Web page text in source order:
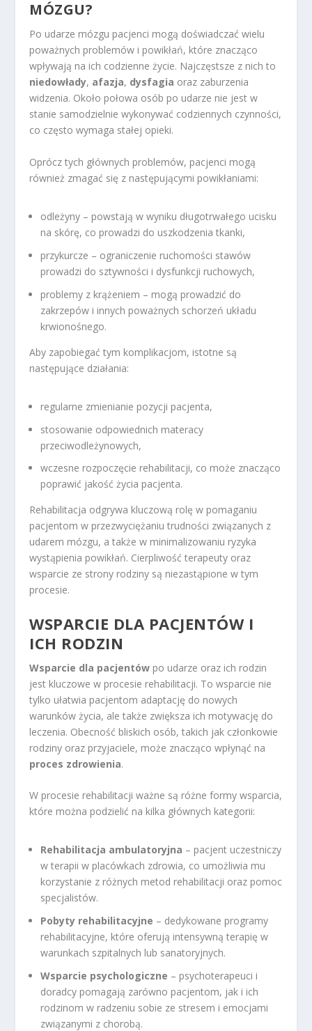
MÓZGU?
Po udarze mózgu pacjenci mogą doświadczać wielu
poważnych problemów i powikłań, które znacząco
wpływają na ich codzienne życie. Najczęstsze z nich to
niedowłady, afazja, dysfagia oraz zaburzenia
widzenia. Około połowa osób po udarze nie jest w
stanie samodzielnie wykonywać codziennych czynności,
co często wymaga stałej opieki.
Oprócz tych głównych problemów, pacjenci mogą
również zmagać się z następującymi powikłaniami:
odleżyny – powstają w wyniku długotrwałego ucisku
na skórę, co prowadzi do uszkodzenia tkanki,
przykurcze – ograniczenie ruchomości stawów
prowadzi do sztywności i dysfunkcji ruchowych,
problemy z krążeniem – mogą prowadzić do
zakrzepów i innych poważnych schorzeń układu
krwionośnego.
Aby zapobiegać tym komplikacjom, istotne są
następujące działania:
regularne zmienianie pozycji pacjenta,
stosowanie odpowiednich materacy
przeciwodleżynowych,
wczesne rozpoczęcie rehabilitacji, co może znacząco
poprawić jakość życia pacjenta.
Rehabilitacja odgrywa kluczową rolę w pomaganiu
pacjentom w przezwyciężaniu trudności związanych z
udarem mózgu, a także w minimalizowaniu ryzyka
wystąpienia powikłań. Cierpliwość terapeuty oraz
wsparcie ze strony rodziny są niezastąpione w tym
procesie.
WSPARCIE DLA PACJENTÓW I
ICH RODZIN
Wsparcie dla pacjentów po udarze oraz ich rodzin
jest kluczowe w procesie rehabilitacji. To wsparcie nie
tylko ułatwia pacjentom adaptację do nowych
warunków życia, ale także zwiększa ich motywację do
leczenia. Obecność bliskich osób, takich jak członkowie
rodziny oraz przyjaciele, może znacząco wpłynąć na
proces zdrowienia.
W procesie rehabilitacji ważne są różne formy wsparcia,
które można podzielić na kilka głównych kategorii:
Rehabilitacja ambulatoryjna – pacjent uczestniczy
w terapii w placówkach zdrowia, co umożliwia mu
korzystanie z różnych metod rehabilitacji oraz pomoc
specjalistów.
Pobyty rehabilitacyjne – dedykowane programy
rehabilitacyjne, które oferują intensywną terapię w
warunkach szpitalnych lub sanatoryjnych.
Wsparcie psychologiczne – psychoterapeuci i
doradcy pomagają zarówno pacjentom, jak i ich
rodzinom w radzeniu sobie ze stresem i emocjami
związanymi z chorobą.